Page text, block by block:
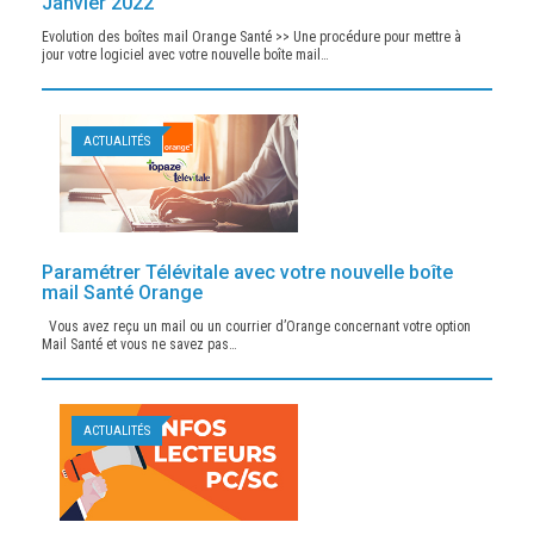
Evolution des boîtes mail Orange Santé >> Une procédure pour mettre à
jour votre logiciel avec votre nouvelle boîte mail…
ACTUALITÉS
Paramétrer Télévitale avec votre nouvelle boîte
mail Santé Orange
Vous avez reçu un mail ou un courrier d’Orange concernant votre option
Mail Santé et vous ne savez pas…
ACTUALITÉS